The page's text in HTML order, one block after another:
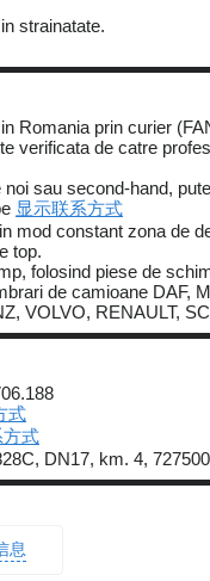
strainatate.
Romania prin curier
verificata de catre
sau second-hand,
显示联系方式
mod constant zona de
top.
folosind piese de
de camioane DAF,
VOLVO, RENAULT,
式
方式
DN17, km. 4,
息